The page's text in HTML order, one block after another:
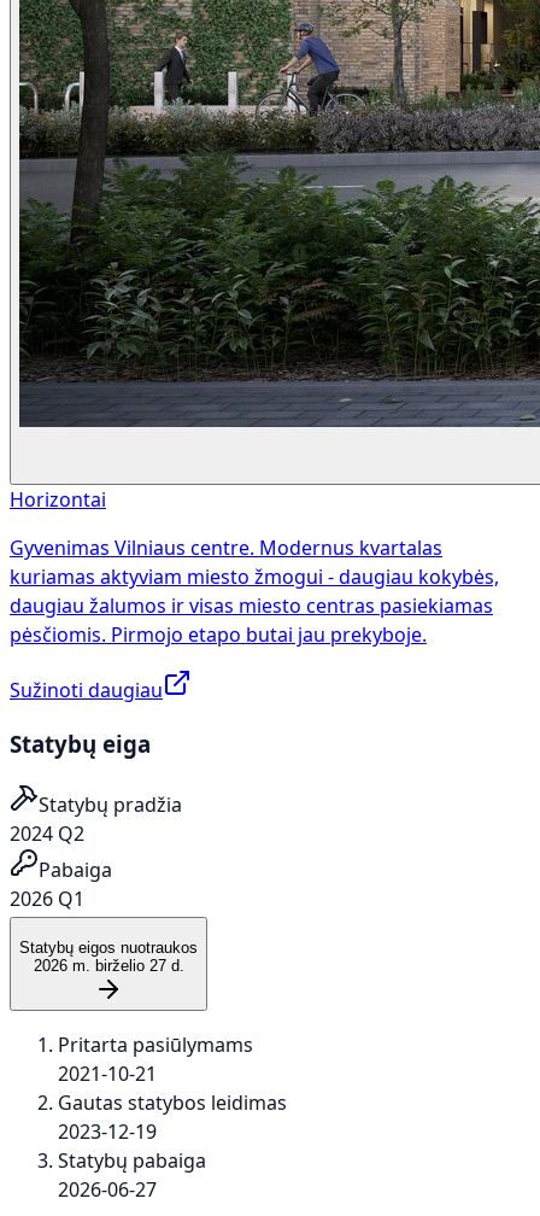
Horizontai
Gyvenimas Vilniaus centre. Modernus kvartalas
kuriamas aktyviam miesto žmogui - daugiau kokybės,
daugiau žalumos ir visas miesto centras pasiekiamas
pėsčiomis. Pirmojo etapo butai jau prekyboje.
Sužinoti daugiau
Statybų eiga
Statybų pradžia
2024 Q2
Pabaiga
2026 Q1
Statybų eigos nuotraukos
2026 m. birželio 27 d.
Pritarta pasiūlymams
2021-10-21
Gautas statybos leidimas
2023-12-19
Statybų pabaiga
2026-06-27